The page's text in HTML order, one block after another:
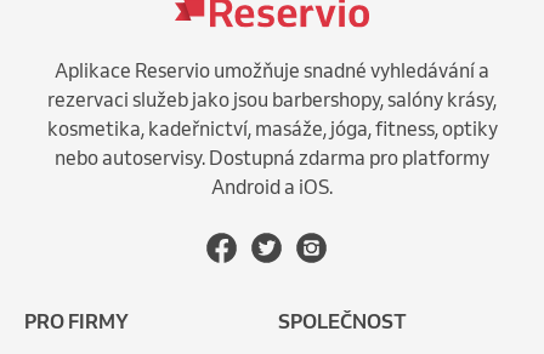
Aplikace Reservio umožňuje snadné vyhledávání a
rezervaci služeb jako jsou barbershopy, salóny krásy,
kosmetika, kadeřnictví, masáže, jóga, fitness, optiky
nebo autoservisy. Dostupná zdarma pro platformy
Android a iOS.
PRO FIRMY SPOLEČNOST